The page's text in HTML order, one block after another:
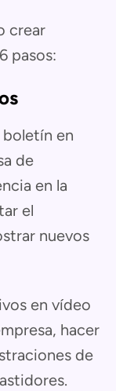
crear
pasos:
boletín en
de
en la
el
nuevos
en vídeo
hacer
de